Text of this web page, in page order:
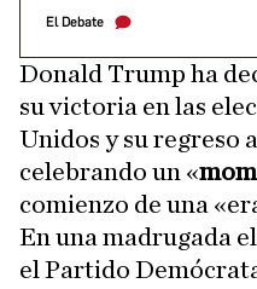
El Debate
Donald Trump ha
su victoria en las
Unidos y su regreso
celebrando un «
comienzo de una
En una madrugada
el Partido